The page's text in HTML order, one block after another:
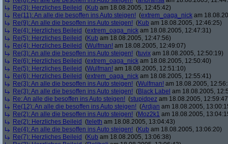
Re(3): Herzliches Beileid (Kub am 18.08.2005, 12:45:42)
Re(11): An alle die besoffen ins Auto steigen! (extrem_oaga_nick am
Re(9): An alle die besoffen ins Auto steigen! (Kub am 18.08.2005, 12:46:25)
Re(4): Herzliches Beileid (extrem_oaga_nick am 18.08.2005, 12:47:31)
Re(5): Herzliches Beileid (Kub am 18.08.2005, 12:47:56)
Re(4): Herzliches Beileid (Wulfman! am 18.08.2005, 12:49:07)
Re(3): An alle die besoffen ins Auto steigen! (tuvix am 18.08.2005, 12:50:19)
Re(6): Herzliches Beileid (extrem_oaga_nick am 18.08.2005, 12:50:40)
Re(5): Herzliches Beileid (Wulfman! am 18.08.2005, 12:51:10)
Re(6): Herzliches Beileid (extrem_oaga_nick am 18.08.2005, 12:55:41)
Re(3): An alle die besoffen ins Auto steigen! (Wulfman! am 18.08.2005,
Re(3): An alle die besoffen ins Auto steigen! (Black Label am 18.08.2005,
Re: An alle die besoffen ins Auto steigen! (stupidpez am 18.08.2005,
Re(12): An alle die besoffen ins Auto steigen! (Ardjan am 18.08.2005,
Re(2): An alle die besoffen ins Auto steigen! (Moz2k1 am 18.08.2005,
Re(2): Herzliches Beileid (teleth am 18.08.2005, 13:04:43)
Re(4): An alle die besoffen ins Auto steigen! (Kub am 18.08.2005, 13:06:20)
Re(7): Herzliches Beileid (Kub am 18.08.2005, 13:06:38)